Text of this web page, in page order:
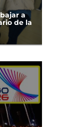
a
de la